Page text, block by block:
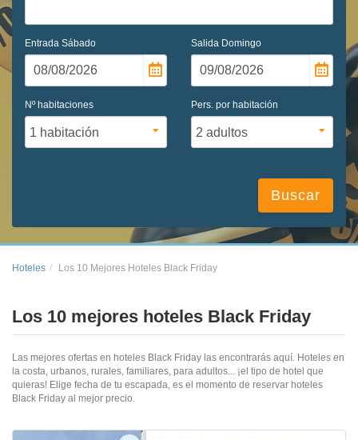
Entrada Sábado Salida Domingo
Nº habitaciones Pers. por habitación
Buscar
Hoteles Los 10 Mejores Hoteles Black Friday
Los 10 mejores hoteles Black Friday
Las mejores ofertas en hoteles Black Friday las encontrarás aquí. Hoteles en
la costa, urbanos, rurales, familiares, para adultos... ¡el tipo de hotel que
quieras! Elige fecha de tu escapada, es el momento de reservar hoteles
Black Friday al mejor precio.